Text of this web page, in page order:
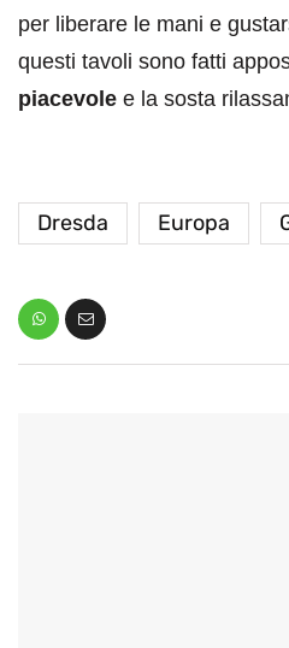
per liberare le mani e
questi tavoli sono fatti
piacevole e la sosta
Dresda Europa